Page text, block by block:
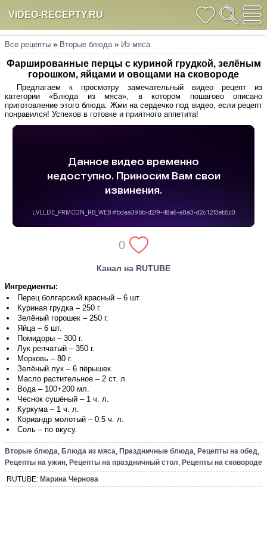
VIDEO-RECEPTY.RU
Все рецепты » Вторые блюда» Из мяса
Фаршированные перцы с куриной грудкой, зелёным
горошком, яйцами и овощами на сковороде
Предлагаем к просмотру замечательный видео рецепт из
категории «Блюда из мяса», в котором пошагово описано
приготовление этого блюда. Жми на сердечко под видео, если рецепт
понравился! Успехов в готовке и приятного аппетита!
0
Канал на RUTUBE
Ингредиенты:
Перец болгарский красный – 6 шт.
Куриная грудка – 250 г.
Зелёный горошек – 250 г.
Яйца – 6 шт.
Помидоры – 300 г.
Лук репчатый – 350 г.
Морковь – 80 г.
Зелёный лук – 6 пёрышек.
Масло растительное – 2 ст. л.
Вода – 100+200 мл.
Чеснок сушёный – 1 ч. л.
Куркума – 1 ч. л.
Кориандр молотый – 0.5 ч. л.
Соль – по вкусу.
Вторые блюда, Блюда из мяса, Праздничные блюда, Рецепты на обед,
Рецепты на ужин, Рецепты на праздничный стол, Рецепты на сковороде
RUTUBE: Марина Чернова